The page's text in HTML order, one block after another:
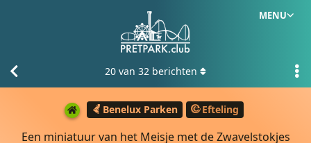
MENU
Benelux Parken Efteling
Een miniatuur van het Meisje met de Zwavelstokjes
20 van 32 berichten